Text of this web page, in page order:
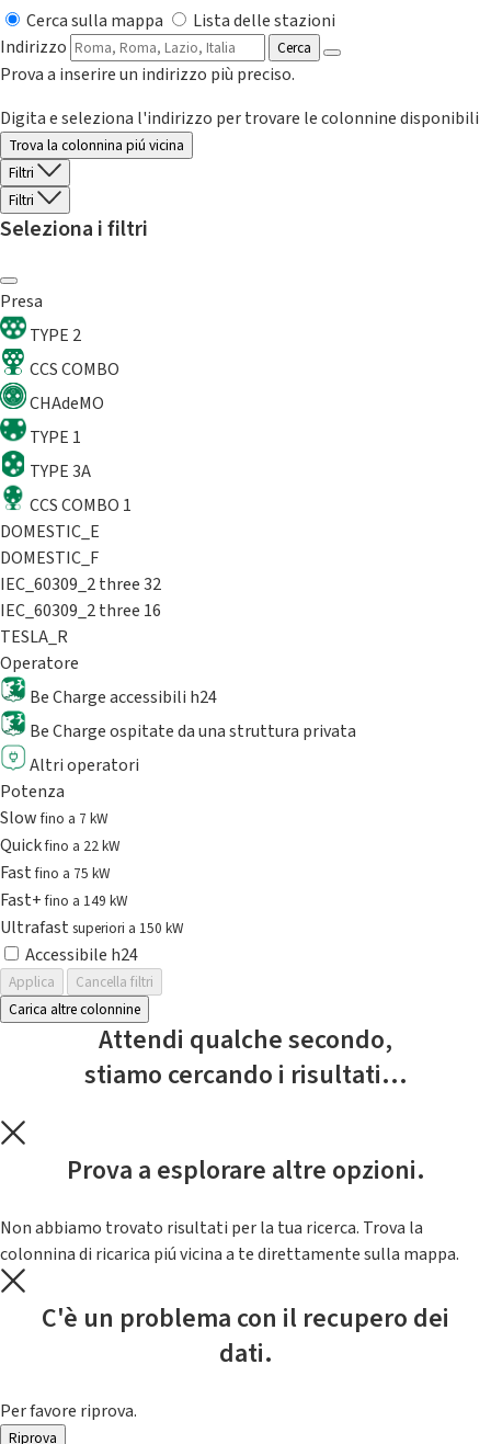
Cerca sulla mappa
Lista delle stazioni
Indirizzo
Cerca
Prova a inserire un indirizzo più preciso.
Digita e seleziona l'indirizzo per trovare le colonnine disponibili
Trova la colonnina piú vicina
Filtri
Filtri
Seleziona i filtri
Presa
TYPE 2
CCS COMBO
CHAdeMO
TYPE 1
TYPE 3A
CCS COMBO 1
DOMESTIC_E
DOMESTIC_F
IEC_60309_2 three 32
IEC_60309_2 three 16
TESLA_R
Operatore
Be Charge accessibili h24
Be Charge ospitate da una struttura privata
Altri operatori
Potenza
Slowfino a 7 kW
Quickfino a 22 kW
Fastfino a 75 kW
Fast+fino a 149 kW
Ultrafast superiori a 150 kW
Accessibile h24
Applica
Cancella filtri
Carica altre colonnine
Attendi qualche secondo,
stiamo cercando i risultati...
Prova a esplorare altre opzioni.
Non abbiamo trovato risultati per la tua ricerca. Trova la
colonnina di ricarica piú vicina a te direttamente sulla mappa.
C'è un problema con il recupero dei
dati.
Per favore riprova.
Riprova